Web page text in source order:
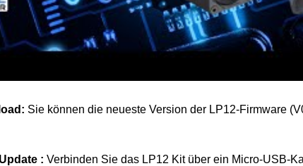
Sie können die neueste Version der LP12-Firmware
: Verbinden Sie das LP12 Kit über ein Micro-USB-